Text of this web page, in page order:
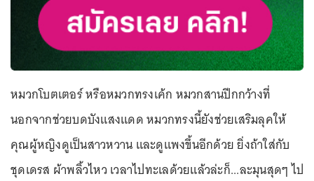
หมวกโบตเตอร์ หรือหมวกทรงเค้ก หมวกสานปีกกว้างที่
นอกจากช่วยบดบังแสงแดด หมวกทรงนี้ยังช่วยเสริมลุคให้
คุณผู้หญิงดูเป็นสาวหวาน และดูแพงขึ้นอีกด้วย ยิ่งถ้าใส่กับ
ชุดเดรส ผ้าพลิ้วไหว เวลาไปทะเลด้วยแล้วล่ะก็...ละมุนสุดๆ ไป